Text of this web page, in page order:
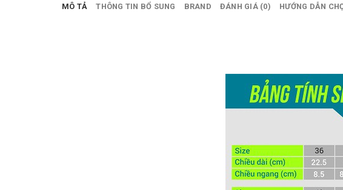
MÔ TẢ THÔNG TIN BỔ SUNG BRAND ĐÁNH GIÁ (0) HƯỚNG DẪN